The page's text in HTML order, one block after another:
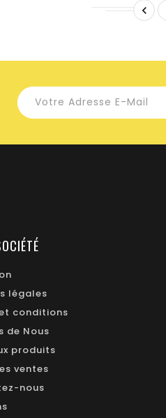

légales
conditions
de Nous
produits
ventes
nous